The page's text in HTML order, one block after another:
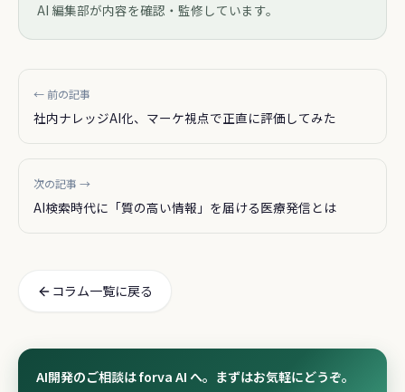
AI 編集部が内容を確認・監修しています。
← 前の記事
社内ナレッジAI化、マーケ視点で正直に評価してみた
次の記事 →
AI検索時代に「質の高い情報」を届ける医療発信とは
コラム一覧に戻る
AI開発のご相談は forva AI へ。まずはお気軽にどうぞ。